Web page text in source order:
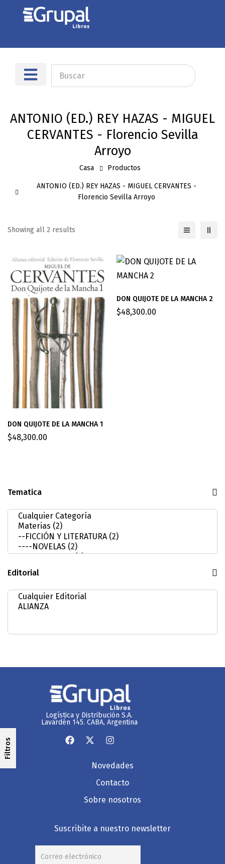
ANTONIO (ED.) REY HAZAS - MIGUEL
CERVANTES - Florencio Sevilla
Arroyo
Casa Productos
ANTONIO (ED.) REY HAZAS - MIGUEL CERVANTES -
Florencio Sevilla Arroyo
Tematica
Editorial
Filtros
Showing all 2 results
DON QUIJOTE DE LA MANCHA 1
$48,300.00
DON QUIJOTE DE LA MANCHA 2
$48,300.00
Logística y Distribución S.A.
Lavardén 145. CABA, Argentina
Novedades
Contacto
Sobre nosotros
Suscribite a nuestro newsletter